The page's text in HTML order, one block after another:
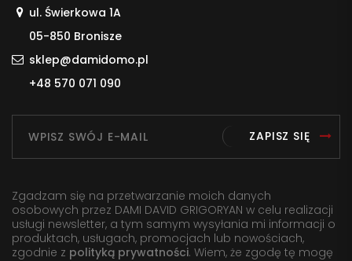
ul. Świerkowa 1A
05-850 Bronisze
sklep@damidomo.pl
+48 570 071 090
ZAPISZ SIĘ
Zgadzam się na przetwarzanie moich danych
osobowych przez DAMI DAVID GRIGORYAN w celu realizacji
usługi newsletter, a tym samym wysyłania mi informacji o
produktach, usługach, promocjach lub nowościach,
zgodnie z polityką prywatności. Wiem, że zgodę tę mogę